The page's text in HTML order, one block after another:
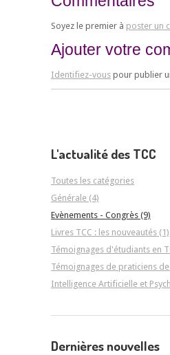
Soyez le premier à poster un
Ajouter votre
Identifiez-vous pour publier
L'actualité des TCC
Toutes les catégories
Générale (4)
Evènements - Congrès (9)
Livres TCC : les nouveautés (1)
Témoignages d'étudiants en
Témoignages de praticiens de
Intelligence Artificielle et
Dernières nouvelles